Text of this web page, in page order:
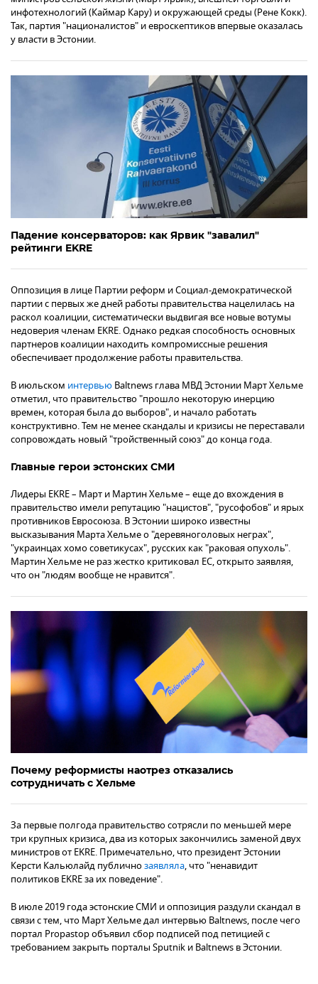
инфотехнологий (Каймар Кару) и окружающей среды (Рене Кокк).
Так, партия "националистов" и евроскептиков впервые оказалась
у власти в Эстонии.
Падение консерваторов: как Ярвик "завалил"
рейтинги EKRE
Оппозиция в лице Партии реформ и Социал-демократической
партии с первых же дней работы правительства нацелилась на
раскол коалиции, систематически выдвигая все новые вотумы
недоверия членам EKRE. Однако редкая способность основных
партнеров коалиции находить компромиссные решения
обеспечивает продолжение работы правительства.
В июльском интервью Baltnews глава МВД Эстонии Март Хельме
отметил, что правительство "прошло некоторую инерцию
времен, которая была до выборов", и начало работать
конструктивно. Тем не менее скандалы и кризисы не переставали
сопровождать новый "тройственный союз" до конца года.
Главные герои эстонских СМИ
Лидеры EKRE – Март и Мартин Хельме – еще до вхождения в
правительство имели репутацию "нацистов", "русофобов" и ярых
противников Евросоюза. В Эстонии широко известны
высказывания Марта Хельме о "деревяноголовых неграх",
"украинцах хомо советикусах", русских как "раковая опухоль".
Мартин Хельме не раз жестко критиковал ЕС, открыто заявляя,
что он "людям вообще не нравится".
Почему реформисты наотрез отказались
сотрудничать с Хельме
За первые полгода правительство сотрясли по меньшей мере
три крупных кризиса, два из которых закончились заменой двух
министров от EKRE. Примечательно, что президент Эстонии
Керсти Кальюлайд публичнозаявляла, что "ненавидит
политиков EKRE за их поведение".
В июле 2019 года эстонские СМИ и оппозиция раздули скандал в
связи с тем, что Март Хельме дал интервью Baltnews, после чего
портал Propastop объявил сбор подписей под петицией с
требованием закрыть порталы Sputnik и Baltnews в Эстонии.